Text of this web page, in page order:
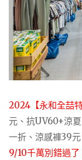
2024【永和全喆特
元、抗UV60+涼
一折、涼感褲39
9/10千萬別錯過了